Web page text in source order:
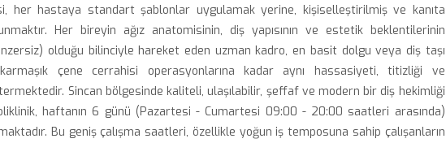
her hastaya standart şablonlar uygulamak yerine, kişiselleştirilmiş ve kanıta
Her bireyin ağız anatomisinin, diş yapısının ve estetik beklentilerinin
olduğu bilinciyle hareket eden uzman kadro, en basit dolgu veya diş taşı
çene cerrahisi operasyonlarına kadar aynı hassasiyeti, titizliği ve
Sincan bölgesinde kaliteli, ulaşılabilir, şeffaf ve modern bir diş hekimliği
haftanın 6 günü (Pazartesi - Cumartesi 09:00 - 20:00 saatleri arasında)
Bu geniş çalışma saatleri, özellikle yoğun iş temposuna sahip çalışanların